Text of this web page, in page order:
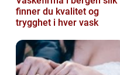
finner du kvalitet og
trygghet i hver vask